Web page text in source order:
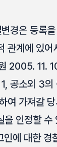
경은 등록
관계에 있
2005. 11.
공소외 3
여 가져갈
인정할
에 대한